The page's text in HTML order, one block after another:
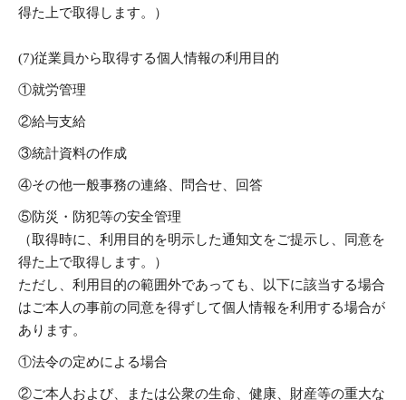
得た上で取得します。）
(7)従業員から取得する個人情報の利用目的
①就労管理
②給与支給
③統計資料の作成
④その他一般事務の連絡、問合せ、回答
⑤防災・防犯等の安全管理
（取得時に、利用目的を明示した通知文をご提示し、同意を
得た上で取得します。）
ただし、利用目的の範囲外であっても、以下に該当する場合
はご本人の事前の同意を得ずして個人情報を利用する場合が
あります。
①法令の定めによる場合
②ご本人および、または公衆の生命、健康、財産等の重大な